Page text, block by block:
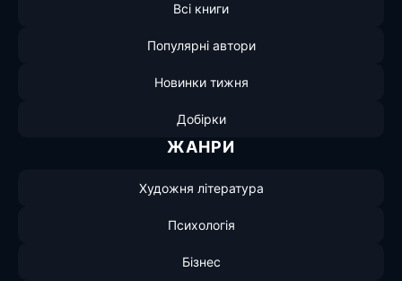
Всі книги
Популярні автори
Новинки тижня
Добірки
ЖАНРИ
Художня література
Психологія
Бізнес